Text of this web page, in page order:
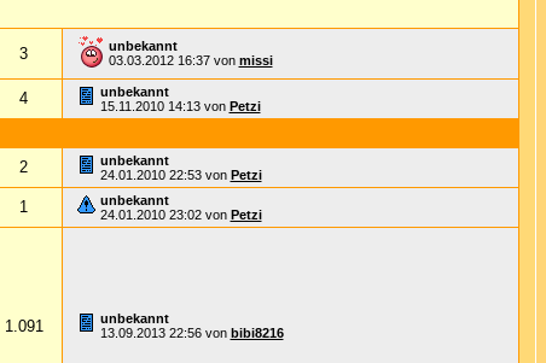
3
unbekannt
03.03.2012 16:37von missi
4
unbekannt
15.11.2010 14:13von Petzi
2
unbekannt
24.01.2010 22:53von Petzi
1
unbekannt
24.01.2010 23:02von Petzi
1.091
unbekannt
13.09.2013 22:56von bibi8216